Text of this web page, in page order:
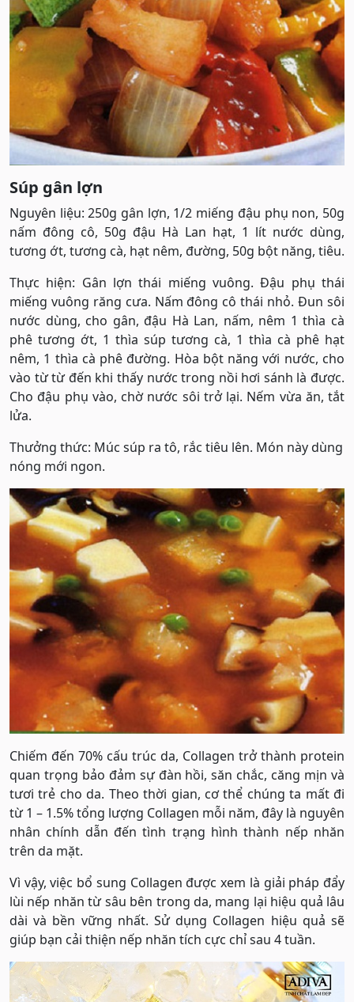
Súp gân lợn
Nguyên liệu: 250g gân lợn, 1/2 miếng đậu phụ non, 50g
nấm đông cô, 50g đậu Hà Lan hạt, 1 lít nước dùng,
tương ớt, tương cà, hạt nêm, đường, 50g bột năng, tiêu.
Thực hiện: Gân lợn thái miếng vuông. Đậu phụ thái
miếng vuông răng cưa. Nấm đông cô thái nhỏ. Đun sôi
nước dùng, cho gân, đậu Hà Lan, nấm, nêm 1 thìa cà
phê tương ớt, 1 thìa súp tương cà, 1 thìa cà phê hạt
nêm, 1 thìa cà phê đường. Hòa bột năng với nước, cho
vào từ từ đến khi thấy nước trong nồi hơi sánh là được.
Cho đậu phụ vào, chờ nước sôi trở lại. Nếm vừa ăn, tắt
lửa.
Thưởng thức: Múc súp ra tô, rắc tiêu lên. Món này dùng
nóng mới ngon.
Chiếm đến 70% cấu trúc da, Collagen trở thành protein
quan trọng bảo đảm sự đàn hồi, săn chắc, căng mịn và
tươi trẻ cho da. Theo thời gian, cơ thể chúng ta mất đi
từ 1 – 1.5% tổng lượng Collagen mỗi năm, đây là nguyên
nhân chính dẫn đến tình trạng hình thành nếp nhăn
trên da mặt.
Vì vậy, việc bổ sung Collagen được xem là giải pháp đẩy
lùi nếp nhăn từ sâu bên trong da, mang lại hiệu quả lâu
dài và bền vững nhất. Sử dụng Collagen hiệu quả sẽ
giúp bạn cải thiện nếp nhăn tích cực chỉ sau 4 tuần.